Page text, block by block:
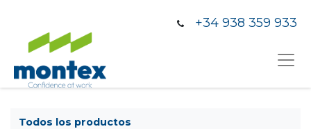
+34 938 359 933
Todos los productos